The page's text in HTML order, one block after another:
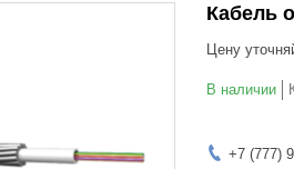
Кабель
Цену
В наличии
+7 (777)